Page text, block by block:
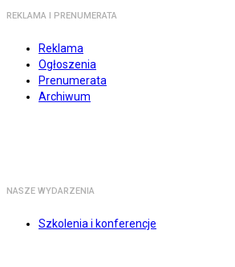
REKLAMA I PRENUMERATA
Reklama
Ogłoszenia
Prenumerata
Archiwum
NASZE WYDARZENIA
Szkolenia i konferencje